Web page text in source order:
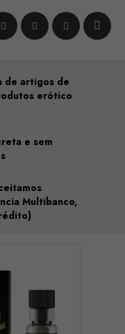
de artigos de
erótico
e sem
Multibanco,